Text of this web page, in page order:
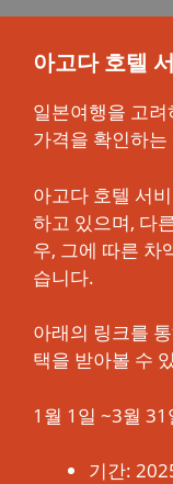
아고다 호텔
일본여행을 고
가격을 확인하
아고다 호텔 서
하고 있으며, 다
우, 그에 따른 차
습니다.
아래의 링크를
택을 받아볼 수
1월 1일 ~3월
기간: